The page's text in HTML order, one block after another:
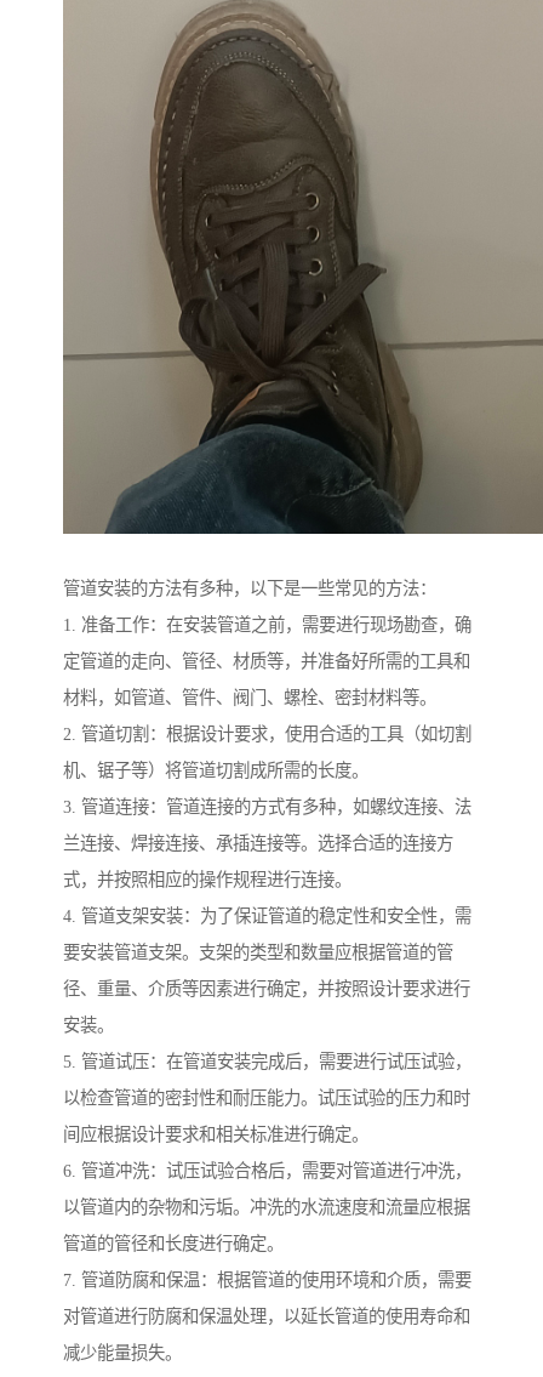
管道安装的方法有多种，以下是一些常见的方法：
1. 准备工作：在安装管道之前，需要进行现场勘查，确
定管道的走向、管径、材质等，并准备好所需的工具和
材料，如管道、管件、阀门、螺栓、密封材料等。
2. 管道切割：根据设计要求，使用合适的工具（如切割
机、锯子等）将管道切割成所需的长度。
3. 管道连接：管道连接的方式有多种，如螺纹连接、法
兰连接、焊接连接、承插连接等。选择合适的连接方
式，并按照相应的操作规程进行连接。
4. 管道支架安装：为了保证管道的稳定性和安全性，需
要安装管道支架。支架的类型和数量应根据管道的管
径、重量、介质等因素进行确定，并按照设计要求进行
安装。
5. 管道试压：在管道安装完成后，需要进行试压试验，
以检查管道的密封性和耐压能力。试压试验的压力和时
间应根据设计要求和相关标准进行确定。
6. 管道冲洗：试压试验合格后，需要对管道进行冲洗，
以管道内的杂物和污垢。冲洗的水流速度和流量应根据
管道的管径和长度进行确定。
7. 管道防腐和保温：根据管道的使用环境和介质，需要
对管道进行防腐和保温处理，以延长管道的使用寿命和
减少能量损失。